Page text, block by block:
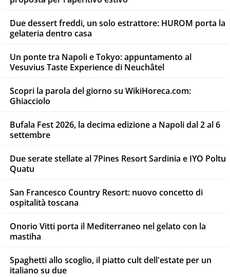
Due dessert freddi, un solo estrattore: HUROM porta la
gelateria dentro casa
Un ponte tra Napoli e Tokyo: appuntamento al
Vesuvius Taste Experience di Neuchâtel
Scopri la parola del giorno su WikiHoreca.com:
Ghiacciolo
Bufala Fest 2026, la decima edizione a Napoli dal 2 al 6
settembre
Due serate stellate al 7Pines Resort Sardinia e IYO Poltu
Quatu
San Francesco Country Resort: nuovo concetto di
ospitalità toscana
Onorio Vitti porta il Mediterraneo nel gelato con la
mastiha
Spaghetti allo scoglio, il piatto cult dell'estate per un
italiano su due